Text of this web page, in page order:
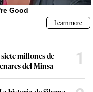
millones de
del Minsa
1